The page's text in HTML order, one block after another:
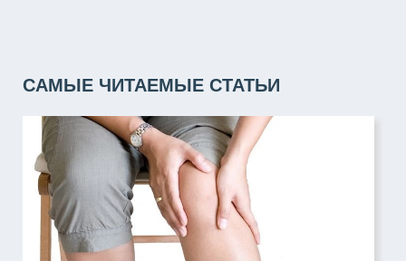
САМЫЕ ЧИТАЕМЫЕ СТАТЬИ